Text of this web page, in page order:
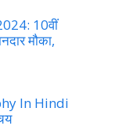
10वीं
मौका,
In Hindi